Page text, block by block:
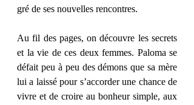
gré de ses nouvelles rencontres.
Au fil des pages, on découvre les secrets
et la vie de ces deux femmes. Paloma se
défait peu à peu des démons que sa mère
lui a laissé pour s’accorder une chance de
vivre et de croire au bonheur simple, aux